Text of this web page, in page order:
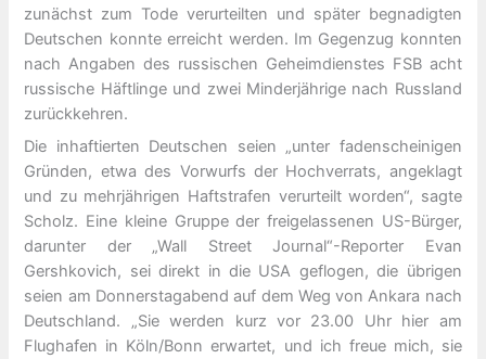
zunächst zum Tode verurteilten und später begnadigten
Deutschen konnte erreicht werden. Im Gegenzug konnten
nach Angaben des russischen Geheimdienstes FSB acht
russische Häftlinge und zwei Minderjährige nach Russland
zurückkehren.
Die inhaftierten Deutschen seien „unter fadenscheinigen
Gründen, etwa des Vorwurfs der Hochverrats, angeklagt
und zu mehrjährigen Haftstrafen verurteilt worden“, sagte
Scholz. Eine kleine Gruppe der freigelassenen US-Bürger,
darunter der „Wall Street Journal“-Reporter Evan
Gershkovich, sei direkt in die USA geflogen, die übrigen
seien am Donnerstagabend auf dem Weg von Ankara nach
Deutschland. „Sie werden kurz vor 23.00 Uhr hier am
Flughafen in Köln/Bonn erwartet, und ich freue mich, sie